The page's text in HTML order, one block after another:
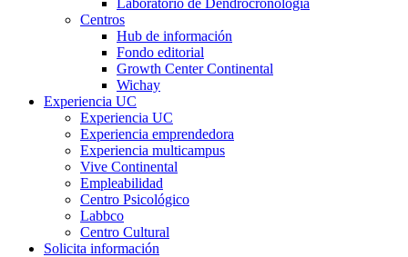
Laboratorio de Dendrocronología
Centros
Hub de información
Fondo editorial
Growth Center Continental
Wichay
Experiencia UC
Experiencia UC
Experiencia emprendedora
Experiencia multicampus
Vive Continental
Empleabilidad
Centro Psicológico
Labbco
Centro Cultural
Solicita información